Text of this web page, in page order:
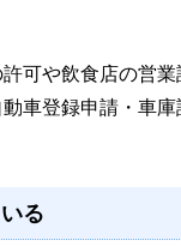
可や飲食店の営
車登録申請・車
る